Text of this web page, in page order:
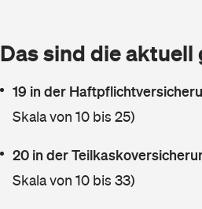
Das sind die
19 in der
Skala von 10 bis 25)
20 in der
Skala von 10 bis 33)